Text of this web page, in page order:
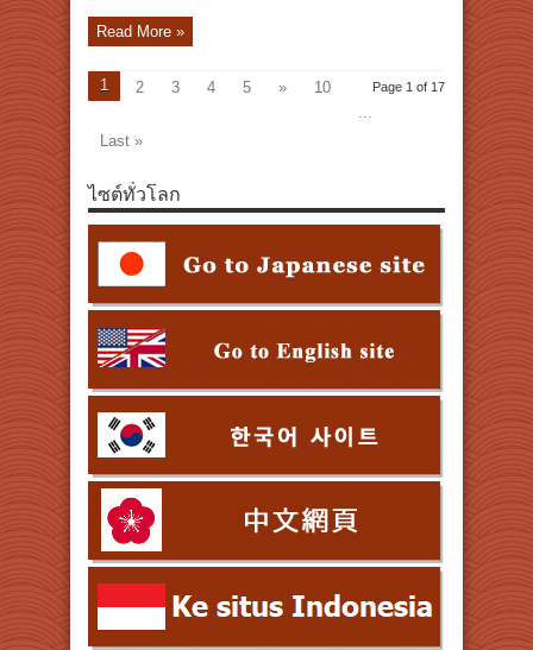
Read More »
Page 1 of 17
1 2 3 4 5 »
10
...
Last »
ไซต์ทั่วโลก